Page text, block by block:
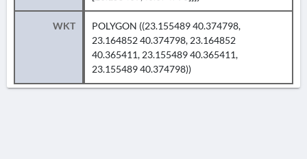
WKT
POLYGON ((23.155489 40.374798,
23.164852 40.374798, 23.164852
40.365411, 23.155489 40.365411,
23.155489 40.374798))